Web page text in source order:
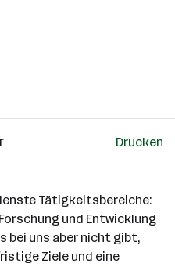
Drucken
Tätigkeitsbereiche:
und Entwicklung
bei uns aber nicht gibt,
Ziele und eine